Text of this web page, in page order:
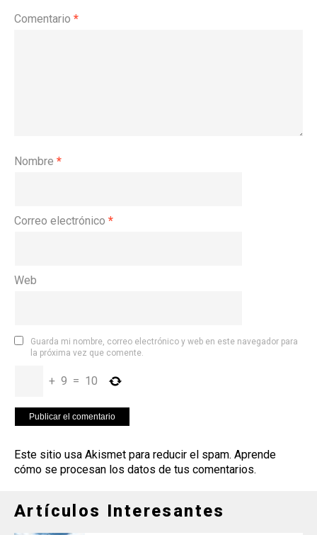
Comentario *
Nombre *
Correo electrónico *
Web
Guarda mi nombre, correo electrónico y web en este navegador para
la próxima vez que comente.
+ 9 = 10
Este sitio usa Akismet para reducir el spam. Aprende
cómo se procesan los datos de tus comentarios.
Artículos Interesantes